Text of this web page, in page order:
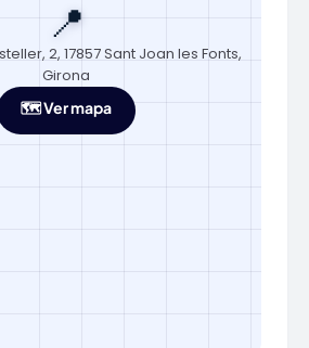
📍
2, 17857 Sant Joan les Fonts,
Girona
🗺️ Ver mapa